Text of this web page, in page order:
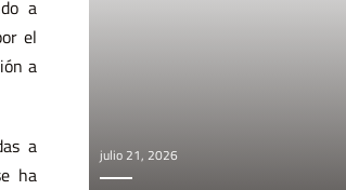
a
el
a
a
ha
julio 21, 2026